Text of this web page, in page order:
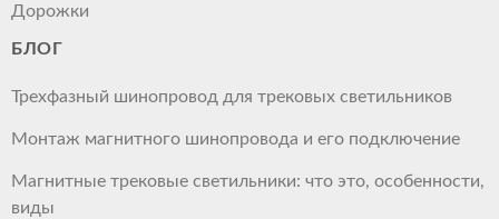
Дорожки
БЛОГ
Трехфазный шинопровод для трековых светильников
Монтаж магнитного шинопровода и его подключение
Магнитные трековые светильники: что это, особенности,
виды